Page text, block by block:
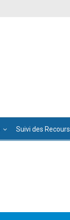
Suivi des Recours